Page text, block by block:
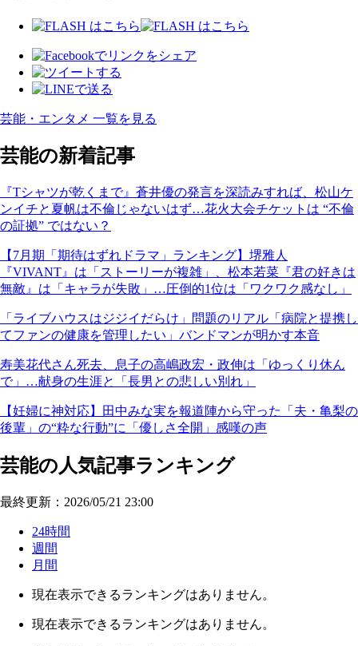
芸能・エンタメ 一覧を見る
芸能の新着記事
『Tシャツが乾くまで』蒼井優の発言を深読みすれば、松山ケ
ンイチと夏帆は不倫じゃないはず…花火大会チケットは “不倫
の証拠” ではない？
【7月期「期待はずれドラマ」ランキング】堺雅人
『VIVANT』は「ストーリーが複雑」、松本若菜『君の好きは
無敵』は「キャラが失敗」…圧倒的1位は「ワクワク感なし」
「ライブハウスはジジイだらけ」問題のリアル「病院と提携し
てファンの健康を管理したい」バンドマンが明かす本音
寿美花代さん死去、息子の高嶋政宏・政伸は「ゆっくり休ん
で」…献身の生涯と「長男との悲しい別れ」
【妊婦に神対応】田中みな実を報道陣から守った「夫・亀梨の
後輩」の“粋な行動”に「優しさ全開」感嘆の声
芸能の人気記事ランキング
最終更新：2026/05/21 23:00
24時間
週間
月間
現在表示できるランキングはありません。
現在表示できるランキングはありません。